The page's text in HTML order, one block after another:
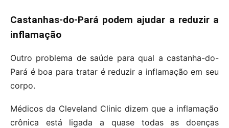
Castanhas-do-Pará podem ajudar a reduzir a
inflamação
Outro problema de saúde para qual a castanha-do-
Pará é boa para tratar é reduzir a inflamação em seu
corpo.
Médicos da Cleveland Clinic dizem que a inflamação
crônica está ligada a quase todas as doenças